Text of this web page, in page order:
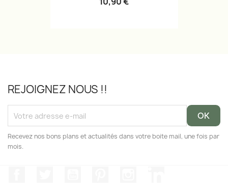
REJOIGNEZ NOUS !!
Recevez nos bons plans et actualités dans votre boite mail, une fois par
mois.